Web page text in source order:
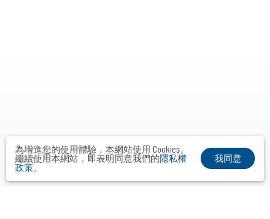
為增進您的使用體驗，本網站使用 Cookies。
繼續使用本網站，即表明同意我們的隱私權
政策。
我同意